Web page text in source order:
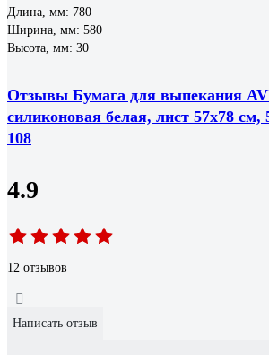
Длина, мм: 780
Ширина, мм: 580
Высота, мм: 30
Отзывы Бумага для выпекания
силиконовая белая, лист 57x78 см,
108
4.9
12 отзывов
Написать отзыв